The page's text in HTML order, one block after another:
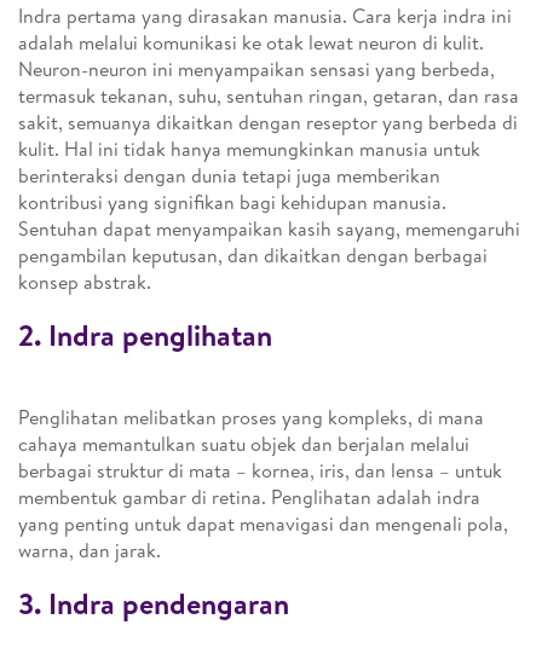
Indra pertama yang dirasakan manusia. Cara kerja indra ini
adalah melalui komunikasi ke otak lewat neuron di kulit.
Neuron-neuron ini menyampaikan sensasi yang berbeda,
termasuk tekanan, suhu, sentuhan ringan, getaran, dan rasa
sakit, semuanya dikaitkan dengan reseptor yang berbeda di
kulit. Hal ini tidak hanya memungkinkan manusia untuk
berinteraksi dengan dunia tetapi juga memberikan
kontribusi yang signifikan bagi kehidupan manusia.
Sentuhan dapat menyampaikan kasih sayang, memengaruhi
pengambilan keputusan, dan dikaitkan dengan berbagai
konsep abstrak.
2. Indra penglihatan
Penglihatan melibatkan proses yang kompleks, di mana
cahaya memantulkan suatu objek dan berjalan melalui
berbagai struktur di mata – kornea, iris, dan lensa – untuk
membentuk gambar di retina. Penglihatan adalah indra
yang penting untuk dapat menavigasi dan mengenali pola,
warna, dan jarak.
3. Indra pendengaran